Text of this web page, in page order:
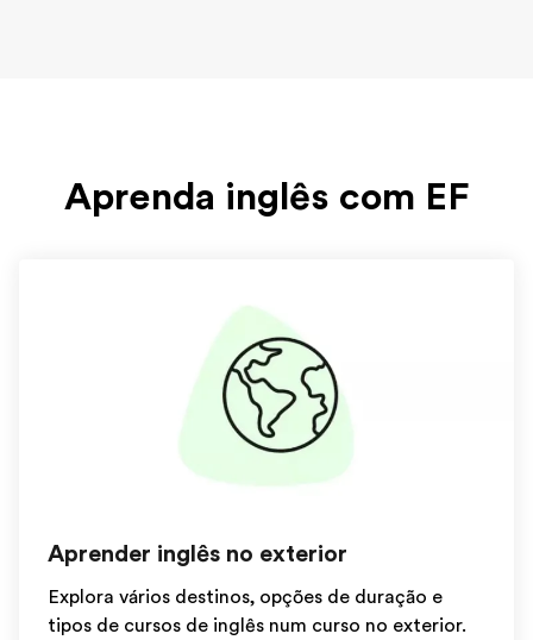
Aprenda inglês com EF
Aprender inglês no exterior
Explora vários destinos, opções de duração e
tipos de cursos de inglês num curso no exterior.